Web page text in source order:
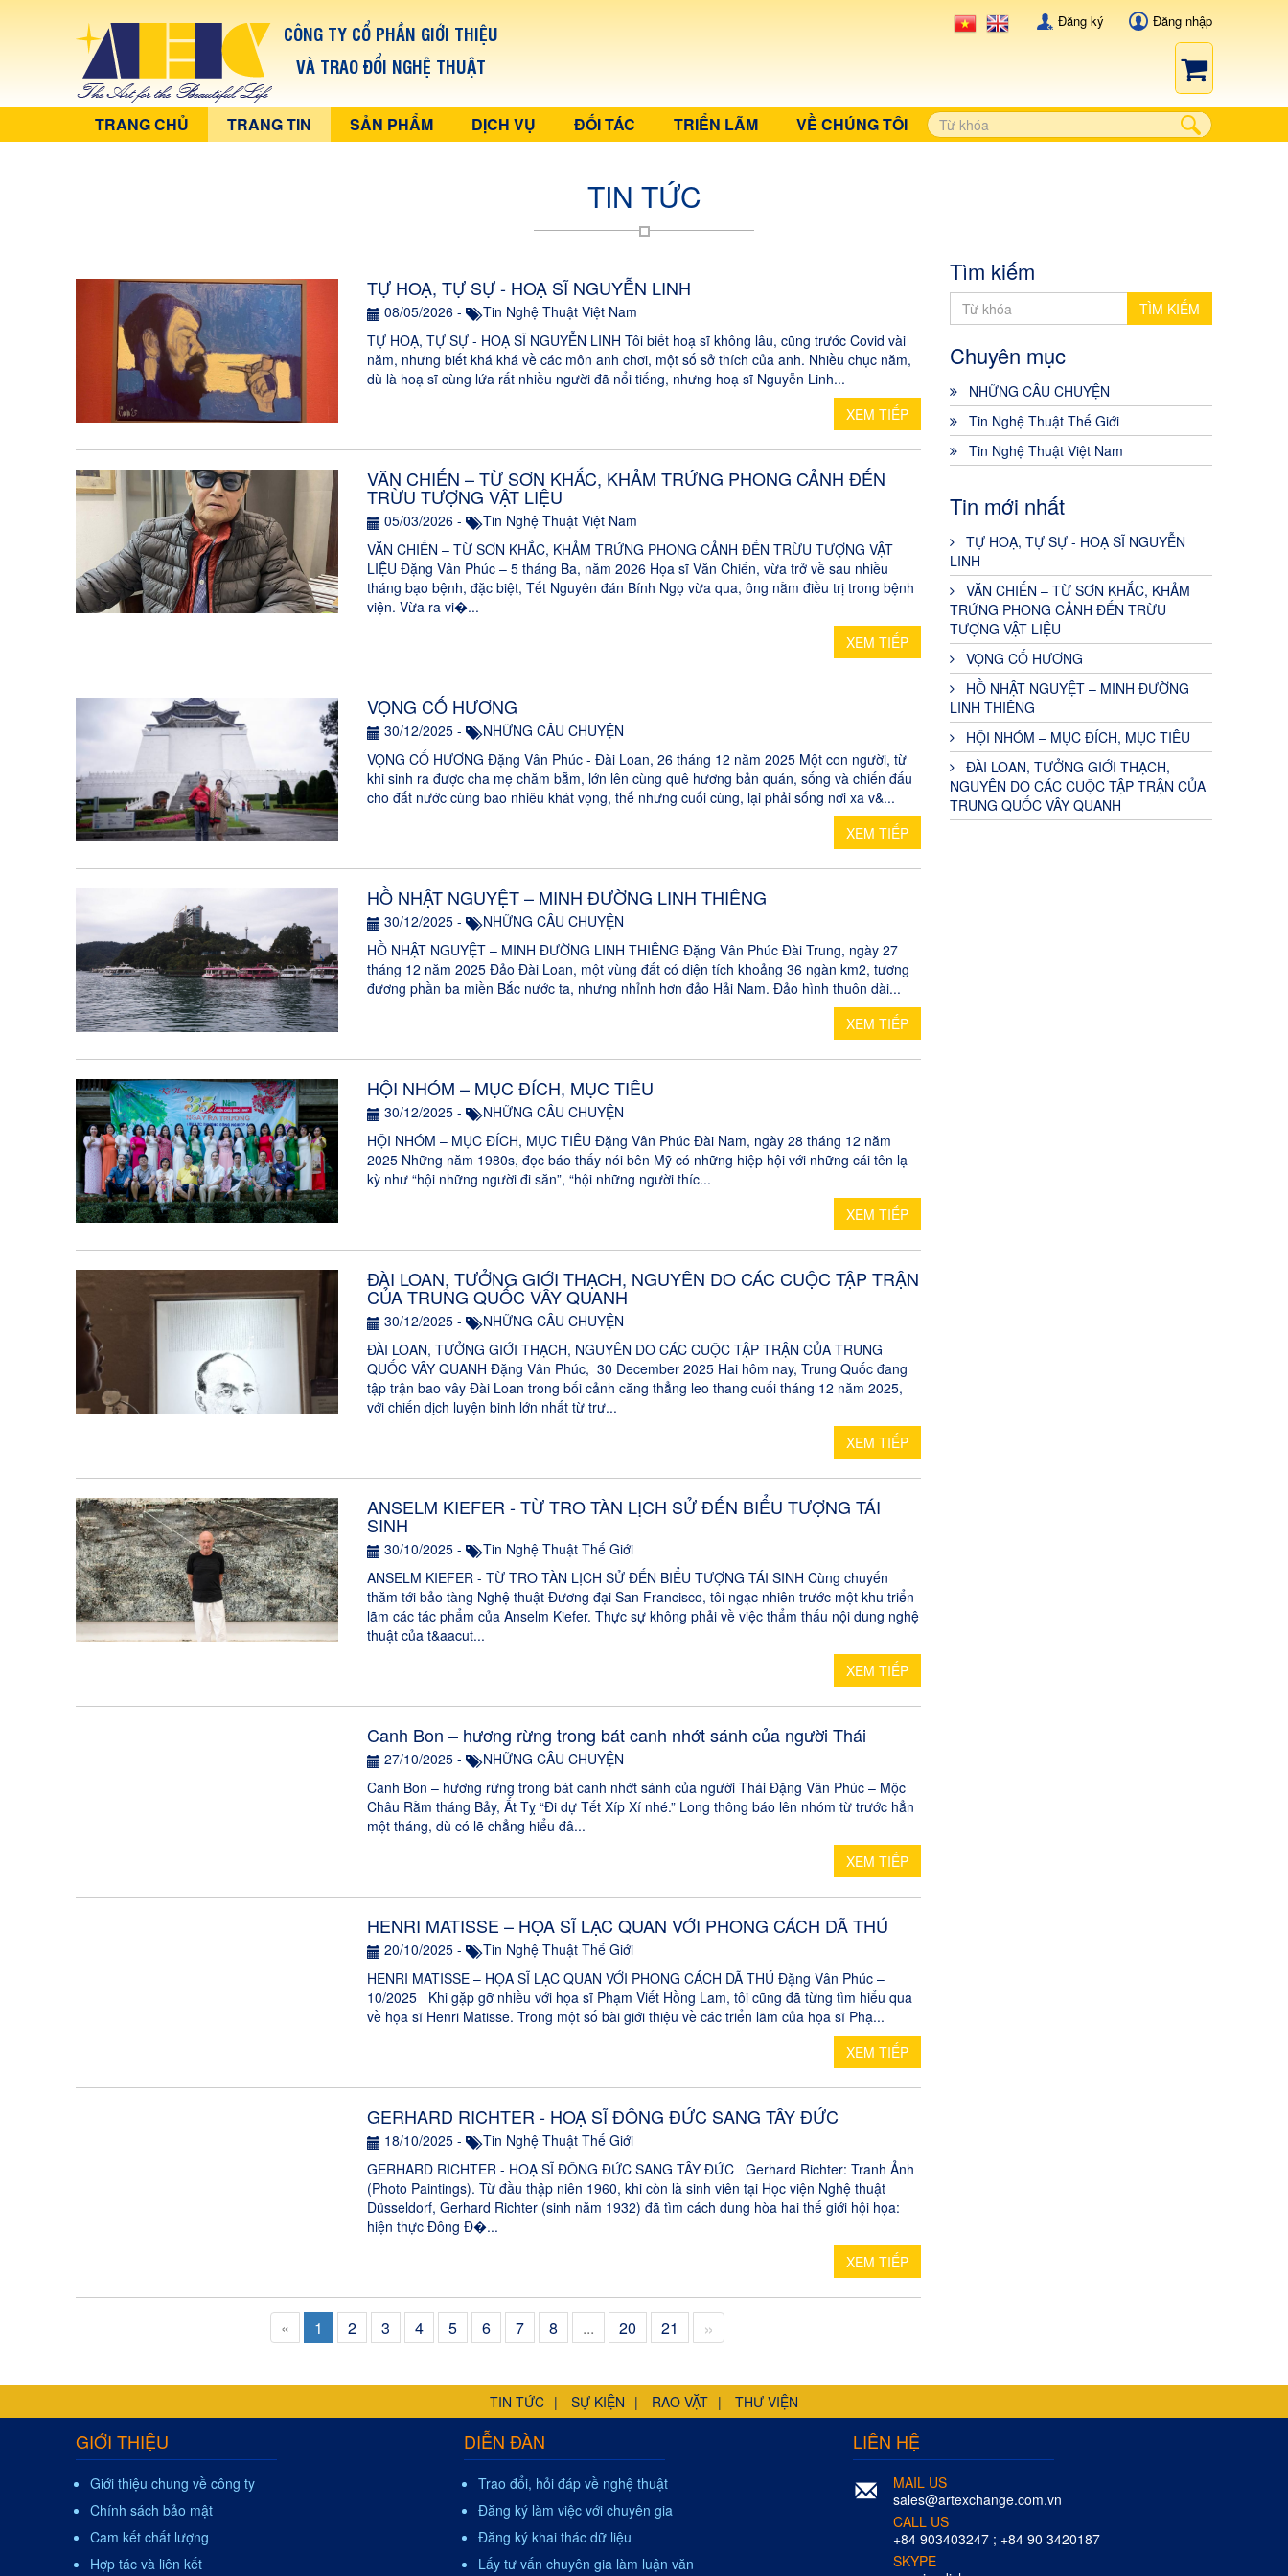
CÔNG TY CỔ PHẦN GIỚI THIỆU
VÀ TRAO ĐỔI NGHỆ THUẬT
Đăng ký Đăng nhập
TRANG CHỦ TRANG TIN SẢN PHẨM DỊCH VỤ ĐỐI TÁC TRIỂN LÃM VỀ CHÚNG TÔI
TIN TỨC
TỰ HOẠ, TỰ SỰ - HOẠ SĨ NGUYỄN LINH
08/05/2026 -
Tin Nghệ Thuật Việt Nam
TỰ HOẠ, TỰ SỰ - HOẠ SĨ NGUYỄN LINH Tôi biết hoạ sĩ không lâu, cũng trước Covid vài
năm, nhưng biết khá khá về các môn anh chơi, một số sở thích của anh. Nhiều chục năm,
dù là hoạ sĩ cùng lứa rất nhiều người đã nổi tiếng, nhưng hoạ sĩ Nguyễn Linh...
XEM TIẾP
VĂN CHIẾN – TỪ SƠN KHẮC, KHẢM TRỨNG PHONG CẢNH ĐẾN
TRỪU TƯỢNG VẬT LIỆU
05/03/2026 -
Tin Nghệ Thuật Việt Nam
VĂN CHIẾN – TỪ SƠN KHẮC, KHẢM TRỨNG PHONG CẢNH ĐẾN TRỪU TƯỢNG VẬT
LIỆU Đặng Vân Phúc – 5 tháng Ba, năm 2026 Họa sĩ Văn Chiến, vừa trở về sau nhiều
tháng bạo bệnh, đặc biệt, Tết Nguyên đán Bính Ngọ vừa qua, ông nằm điều trị trong bệnh
viện. Vừa ra vi�...
XEM TIẾP
VỌNG CỐ HƯƠNG
30/12/2025 -
NHỮNG CÂU CHUYỆN
VỌNG CỐ HƯƠNG Đặng Vân Phúc - Đài Loan, 26 tháng 12 năm 2025 Một con người, từ
khi sinh ra được cha mẹ chăm bẵm, lớn lên cùng quê hương bản quán, sống và chiến đấu
cho đất nước cùng bao nhiêu khát vọng, thế nhưng cuối cùng, lại phải sống nơi xa v&...
XEM TIẾP
HỒ NHẬT NGUYỆT – MINH ĐƯỜNG LINH THIÊNG
30/12/2025 -
NHỮNG CÂU CHUYỆN
HỒ NHẬT NGUYỆT – MINH ĐƯỜNG LINH THIÊNG Đặng Vân Phúc Đài Trung, ngày 27
tháng 12 năm 2025 Đảo Đài Loan, một vùng đất có diện tích khoảng 36 ngàn km2, tương
đương phần ba miền Bắc nước ta, nhưng nhỉnh hơn đảo Hải Nam. Đảo hình thuôn dài...
XEM TIẾP
HỘI NHÓM – MỤC ĐÍCH, MỤC TIÊU
30/12/2025 -
NHỮNG CÂU CHUYỆN
HỘI NHÓM – MỤC ĐÍCH, MỤC TIÊU Đặng Vân Phúc Đài Nam, ngày 28 tháng 12 năm
2025 Những năm 1980s, đọc báo thấy nói bên Mỹ có những hiệp hội với những cái tên lạ
kỳ như “hội những người đi săn”, “hội những người thíc...
XEM TIẾP
ĐÀI LOAN, TƯỞNG GIỚI THẠCH, NGUYÊN DO CÁC CUỘC TẬP TRẬN
CỦA TRUNG QUỐC VÂY QUANH
30/12/2025 -
NHỮNG CÂU CHUYỆN
ĐÀI LOAN, TƯỞNG GIỚI THẠCH, NGUYÊN DO CÁC CUỘC TẬP TRẬN CỦA TRUNG
QUỐC VÂY QUANH Đặng Vân Phúc, 30 December 2025 Hai hôm nay, Trung Quốc đang
tập trận bao vây Đài Loan trong bối cảnh căng thẳng leo thang cuối tháng 12 năm 2025,
với chiến dịch luyện binh lớn nhất từ trư...
XEM TIẾP
ANSELM KIEFER - TỪ TRO TÀN LỊCH SỬ ĐẾN BIỂU TƯỢNG TÁI
SINH
30/10/2025 -
Tin Nghệ Thuật Thế Giới
ANSELM KIEFER - TỪ TRO TÀN LỊCH SỬ ĐẾN BIỂU TƯỢNG TÁI SINH Cùng chuyến
thăm tới bảo tàng Nghệ thuật Đương đại San Francisco, tôi ngạc nhiên trước một khu triển
lãm các tác phẩm của Anselm Kiefer. Thực sự không phải về việc thẩm thấu nội dung nghệ
thuật của t&aacut...
XEM TIẾP
Canh Bon – hương rừng trong bát canh nhớt sánh của người Thái
27/10/2025 -
NHỮNG CÂU CHUYỆN
Canh Bon – hương rừng trong bát canh nhớt sánh của người Thái Đặng Vân Phúc – Mộc
Châu Rằm tháng Bảy, Ất Tỵ “Đi dự Tết Xíp Xí nhé.” Long thông báo lên nhóm từ trước hẳn
một tháng, dù có lẽ chẳng hiểu đâ...
XEM TIẾP
HENRI MATISSE – HỌA SĨ LẠC QUAN VỚI PHONG CÁCH DÃ THÚ
20/10/2025 -
Tin Nghệ Thuật Thế Giới
HENRI MATISSE – HỌA SĨ LẠC QUAN VỚI PHONG CÁCH DÃ THÚ Đặng Vân Phúc –
10/2025 Khi gặp gỡ nhiều với họa sĩ Phạm Viết Hồng Lam, tôi cũng đã từng tìm hiểu qua
về họa sĩ Henri Matisse. Trong một số bài giới thiệu về các triển lãm của họa sĩ Phạ...
XEM TIẾP
GERHARD RICHTER - HOẠ SĨ ĐÔNG ĐỨC SANG TÂY ĐỨC
18/10/2025 -
Tin Nghệ Thuật Thế Giới
GERHARD RICHTER - HOẠ SĨ ĐÔNG ĐỨC SANG TÂY ĐỨC Gerhard Richter: Tranh Ảnh
(Photo Paintings). Từ đầu thập niên 1960, khi còn là sinh viên tại Học viện Nghệ thuật
Düsseldorf, Gerhard Richter (sinh năm 1932) đã tìm cách dung hòa hai thế giới hội họa:
hiện thực Đông Đ�...
XEM TIẾP
« 1 2 3 4 5 6 7 8 ... 20 21 »
Tìm kiếm
TÌM KIẾM
Chuyên mục
NHỮNG CÂU CHUYỆN
Tin Nghệ Thuật Thế Giới
Tin Nghệ Thuật Việt Nam
Tin mới nhất
TỰ HOẠ, TỰ SỰ - HOẠ SĨ NGUYỄN
LINH
VĂN CHIẾN – TỪ SƠN KHẮC, KHẢM
TRỨNG PHONG CẢNH ĐẾN TRỪU
TƯỢNG VẬT LIỆU
VỌNG CỐ HƯƠNG
HỒ NHẬT NGUYỆT – MINH ĐƯỜNG
LINH THIÊNG
HỘI NHÓM – MỤC ĐÍCH, MỤC TIÊU
ĐÀI LOAN, TƯỞNG GIỚI THẠCH,
NGUYÊN DO CÁC CUỘC TẬP TRẬN CỦA
TRUNG QUỐC VÂY QUANH
TIN TỨC SỰ KIỆN RAO VẶT THƯ VIỆN
GIỚI THIỆU
Giới thiệu chung về công ty
Chính sách bảo mật
Cam kết chất lượng
Hợp tác và liên kết
DIỄN ĐÀN
Trao đổi, hỏi đáp về nghệ thuật
Đăng ký làm việc với chuyên gia
Đăng ký khai thác dữ liệu
Lấy tư vấn chuyên gia làm luận văn
LIÊN HỆ
MAIL US
sales@artexchange.com.vn
CALL US
+84 903403247 ; +84 90 3420187
SKYPE